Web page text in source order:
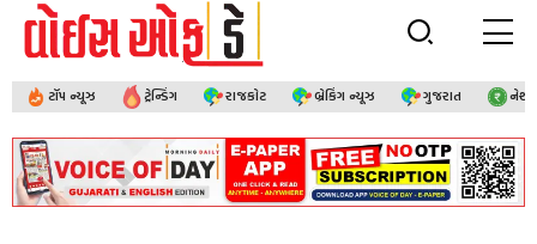
ટૉપ ન્યૂઝ ટ્રેન્ડિંગ રાજકોટ બ્રેકિંગ ન્યૂઝ ગુજરાત